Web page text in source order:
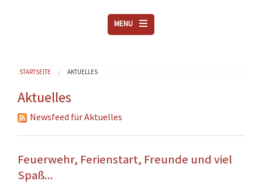
MENU
DOWNLOADS
EINSÄTZE
Sie sind hier
STARTSEITE AKTUELLES
Aktuelles
Newsfeed für Aktuelles
Feuerwehr, Ferienstart, Freunde und viel
Spaß...